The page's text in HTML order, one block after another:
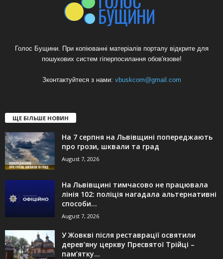
Голос Бущини. При копіюванні матеріалів порталу відкрите для
пошукових систем гіперпосилання обов'язове!
Зконтактуйтеся з нами: vbuskcom@gmail.com
ЩЕ БІЛЬШЕ НОВИН
На 7 серпня на Львівщині попереджають
про грози, шквали та град
August 7, 2026
На Львівщині тимчасово не працювала
лінія 102: поліція нагадала альтернативні
способи...
August 7, 2026
У Жовкві після реставрації освятили
дерев’яну церкву Пресвятої Трійці –
пам’ятку...